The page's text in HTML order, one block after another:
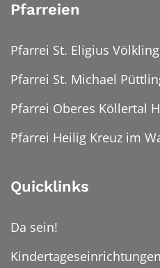
Pfarreien
Pfarrei St. Eligius
Pfarrei St. Michael
Pfarrei Oberes Köllertal
Pfarrei Heilig Kreuz im
Quicklinks
Da sein!
Kindertageseinrichtungen